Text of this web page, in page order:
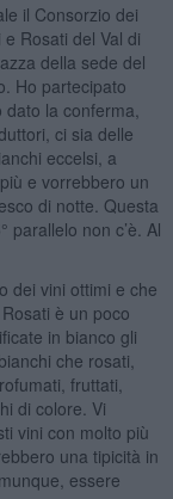
il Consorzio dei
Rosati del Val di
della sede del
Ho partecipato
la conferma,
ci sia delle
eccelsi, a
e vorrebbero un
di notte. Questa
parallelo non c’è. Al
dei vini ottimi e che
è un poco
in bianco gli
che rosati,
fruttati,
di colore. Vi
vini con molto più
una tipicità in
essere